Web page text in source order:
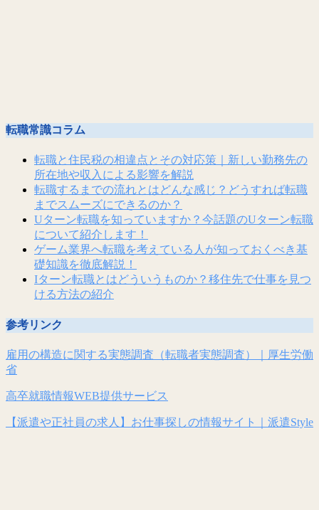
転職常識コラム
転職と住民税の相違点とその対応策｜新しい勤務先の
所在地や収入による影響を解説
転職するまでの流れとはどんな感じ？どうすれば転職
までスムーズにできるのか？
Uターン転職を知っていますか？今話題のUターン転職
について紹介します！
ゲーム業界へ転職を考えている人が知っておくべき基
礎知識を徹底解説！
Iターン転職とはどういうものか？移住先で仕事を見つ
ける方法の紹介
参考リンク
雇用の構造に関する実態調査（転職者実態調査）｜厚生労働
省
高卒就職情報WEB提供サービス
【派遣や正社員の求人】お仕事探しの情報サイト｜派遣Style